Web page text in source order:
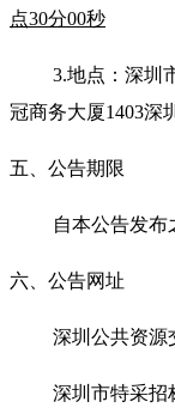
点30分00秒
3.地点：深圳
冠商务大厦1403深
五、公告期限
自本公告发布
六、公告网址
深圳公共资源
深圳市特采招